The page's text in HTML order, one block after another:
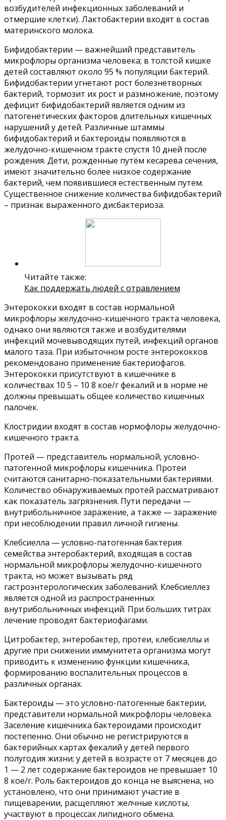
возбудителей инфекционных заболеваний и
отмершие клетки). Лактобактерии входят в состав
материнского молока.
Бифидобактерии — важнейший представитель
микрофлоры организма человека; в толстой кишке
детей составляют около 95 % популяции бактерий.
Бифидобактерии угнетают рост болезнетворных
бактерий, тормозит их рост и размножение, поэтому
дефицит бифидобактерий является одним из
патогенетических факторов длительных кишечных
нарушений у детей. Различные штаммы
бифидобактерий и бактероиды появляются в
желудочно-кишечном тракте спустя 10 дней после
рождения. Дети, рожденные путём кесарева сечения,
имеют значительно более низкое содержание
бактерий, чем появившиеся естественным путем.
Существенное снижение количества бифидобактерий
– признак выраженного дисбактериоза.
Читайте также:
Как поддержать людей с отравлением
Энтерококки входят в состав нормальной
микрофлоры желудочно-кишечного тракта человека,
однако они являются также и возбудителями
инфекций мочевыводящих путей, инфекций органов
малого таза. При избыточном росте энтерококков
рекомендовано применение бактериофагов.
Энтерококки присутствуют в кишечнике в
количествах 10 5 – 10 8 кое/г фекалий и в норме не
должны превышать общее количество кишечных
палочек.
Клостридии входят в состав нормофлоры желудочно-
кишечного тракта.
Протей — представитель нормальной, условно-
патогенной микрофлоры кишечника. Протеи
считаются санитарно-показательными бактериями.
Количество обнаруживаемых протей рассматривают
как показатель загрязнения. Пути передачи —
внутрибольничное заражение, а также — заражение
при несоблюдении правил личной гигиены.
Клебсиелла — условно-патогенная бактерия
семейства энтеробактерий, входящая в состав
нормальной микрофлоры желудочно-кишечного
тракта, но может вызывать ряд
гастроэнтерологических заболеваний. Клебсиеллез
является одной из распространенных
внутрибольничных инфекций. При больших титрах
лечение проводят бактериофагами.
Цитробактер, энтеробактер, протеи, клебсиеллы и
другие при снижении иммунитета организма могут
приводить к изменению функции кишечника,
формированию воспалительных процессов в
различных органах.
Бактероиды — это условно-патогенные бактерии,
представители нормальной микрофлоры человека.
Заселение кишечника бактероидами происходит
постепенно. Они обычно не регистрируются в
бактерийных картах фекалий у детей первого
полугодия жизни; у детей в возрасте от 7 месяцев до
1 — 2 лет содержание бактероидов не превышает 10
8 кое/г. Роль бактероидов до конца не выяснена, но
установлено, что они принимают участие в
пищеварении, расщепляют желчные кислоты,
участвуют в процессах липидного обмена.